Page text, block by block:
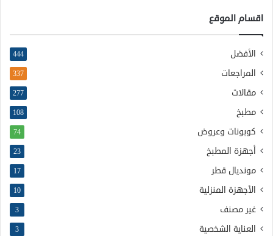
اقسام الموقع
الأفضل 444
المراجعات 337
مقالات 277
مطبخ 108
كوبونات وعروض 74
أجهزة المطبخ 23
مونديال قطر 17
الأجهزة المنزلية 10
غير مصنف 3
العناية الشخصية 3